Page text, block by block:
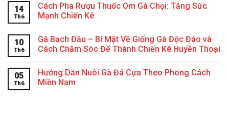
14
Th6
Cách Pha Rượu Thuốc Om Gà Chọi: Tăng Sức
Mạnh Chiến Kê
10
Th6
Gà Bạch Đầu – Bí Mật Về Giống Gà Độc Đáo và
Cách Chăm Sóc Để Thành Chiến Kê Huyền Thoại
05
Th6
Hướng Dẫn Nuôi Gà Đá Cựa Theo Phong Cách
Miền Nam